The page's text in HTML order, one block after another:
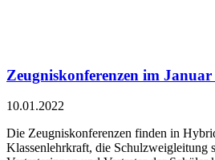
Zeugniskonferenzen im Januar
10.01.2022
Die Zeugniskonferenzen finden in
Klassenlehrkraft, die Schulzweigleitung